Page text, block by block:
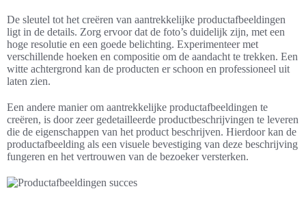
De sleutel tot het creëren van aantrekkelijke productafbeeldingen
ligt in de details. Zorg ervoor dat de foto’s duidelijk zijn, met een
hoge resolutie en een goede belichting. Experimenteer met
verschillende hoeken en compositie om de aandacht te trekken. Een
witte achtergrond kan de producten er schoon en professioneel uit
laten zien.
Een andere manier om aantrekkelijke productafbeeldingen te
creëren, is door zeer gedetailleerde productbeschrijvingen te leveren
die de eigenschappen van het product beschrijven. Hierdoor kan de
productafbeelding als een visuele bevestiging van deze beschrijving
fungeren en het vertrouwen van de bezoeker versterken.